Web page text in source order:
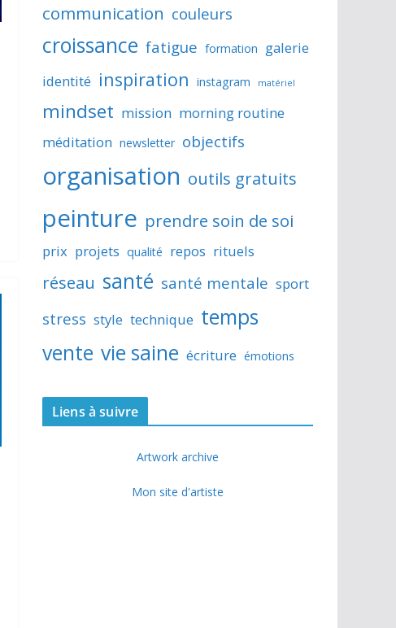
communication couleurs
croissance fatigue formation galerie
identité inspiration instagram matériel
mindset mission morning routine
méditation newsletter objectifs
organisation outils gratuits
peinture prendre soin de soi
prix projets qualité repos rituels
réseau santé santé mentale sport
stress style technique temps
vente vie saine écriture émotions
Liens à suivre
Artwork archive
Mon site d'artiste